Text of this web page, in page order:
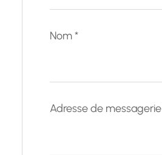
Nom*
Adresse de messagerie